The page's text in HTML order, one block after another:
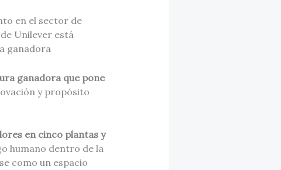
en el sector de
Unilever está
ganadora
ganadora que pone
y propósito
en cinco plantas y
humano dentro de la
como un espacio